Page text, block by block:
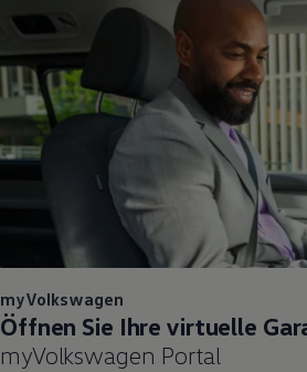
myVolkswagen
Öffnen Sie Ihre virtuelle
myVolkswagen Portal